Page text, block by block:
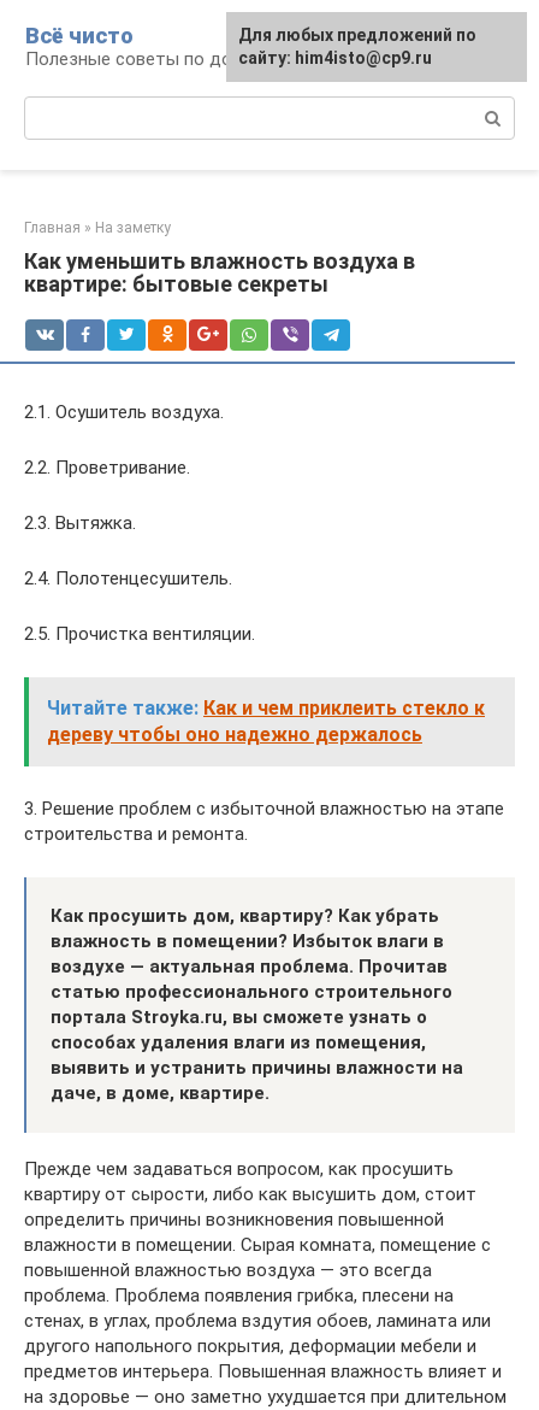
контенту
Всё чисто
Полезные советы по домоводству
Главная » На заметку
Как уменьшить влажность воздуха в
квартире: бытовые секреты
2.1. Осушитель воздуха.
2.2. Проветривание.
2.3. Вытяжка.
2.4. Полотенцесушитель.
2.5. Прочистка вентиляции.
Читайте также: Как и чем приклеить стекло к
дереву чтобы оно надежно держалось
3. Решение проблем с избыточной влажностью на этапе
строительства и ремонта.
Как просушить дом, квартиру? Как убрать
влажность в помещении? Избыток влаги в
воздухе — актуальная проблема. Прочитав
статью профессионального строительного
портала Stroyka.ru, вы сможете узнать о
способах удаления влаги из помещения,
выявить и устранить причины влажности на
даче, в доме, квартире.
Прежде чем задаваться вопросом, как просушить
квартиру от сырости, либо как высушить дом, стоит
определить причины возникновения повышенной
влажности в помещении. Сырая комната, помещение с
повышенной влажностью воздуха — это всегда
проблема. Проблема появления грибка, плесени на
стенах, в углах, проблема вздутия обоев, ламината или
другого напольного покрытия, деформации мебели и
предметов интерьера. Повышенная влажность влияет и
на здоровье — оно заметно ухудшается при длительном
Для любых предложений по
сайту: him4isto@cp9.ru